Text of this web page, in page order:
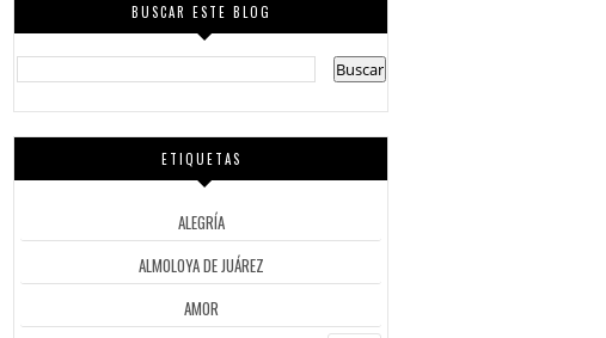
BUSCAR ESTE BLOG
ETIQUETAS
ALEGRÍA
ALMOLOYA DE JUÁREZ
AMOR